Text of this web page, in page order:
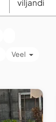
Veel